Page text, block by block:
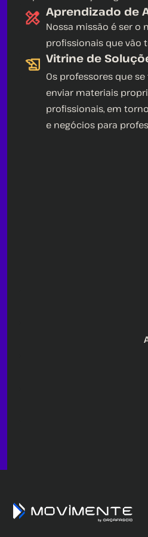
Aprendizado de
Nossa missão é ser
profissionais que vão
Vitrine de
Os professores que
enviar materiais
profissionais, em
e negócios para